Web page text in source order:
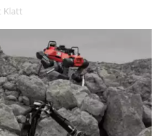
Klatt